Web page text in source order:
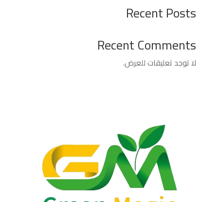
Recent Posts
Recent Comments
لا توجد تعليقات للعرض.